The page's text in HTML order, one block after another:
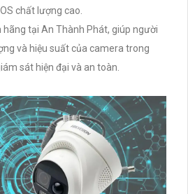
chất lượng cao.
tại An Thành Phát, giúp người
và hiệu suất của camera trong
sát hiện đại và an toàn.